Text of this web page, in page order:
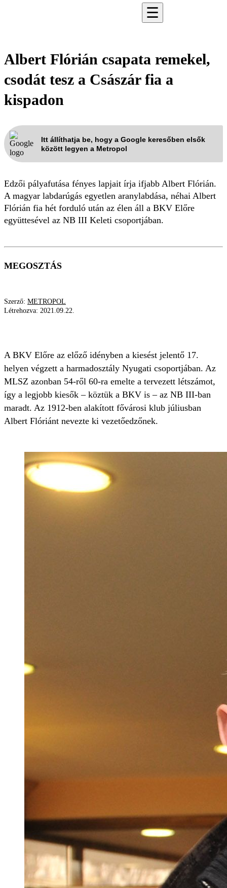
☰
Albert Flórián csapata remekel,
csodát tesz a Császár fia a
kispadon
Itt állíthatja be, hogy a Google keresőben elsők
között legyen a Metropol
Edzői pályafutása fényes lapjait írja ifjabb Albert Flórián.
A magyar labdarúgás egyetlen aranylabdása, néhai Albert
Flórián fia hét forduló után az élen áll a BKV Előre
együttesével az NB III Keleti csoportjában.
MEGOSZTÁS
Szerző: METROPOL
Létrehozva: 2021.09.22.
A BKV Előre az előző idényben a kiesést jelentő 17.
helyen végzett a harmadosztály Nyugati csoportjában. Az
MLSZ azonban 54-ről 60-ra emelte a tervezett létszámot,
így a legjobb kiesők – köztük a BKV is – az NB III-ban
maradt. Az 1912-ben alakított fővárosi klub júliusban
Albert Flóriánt nevezte ki vezetőedzőnek.